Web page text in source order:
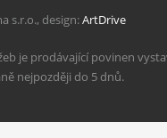
s.r.o., design:ArtDrive
je prodávající povinen
nejpozději do 5 dnů.